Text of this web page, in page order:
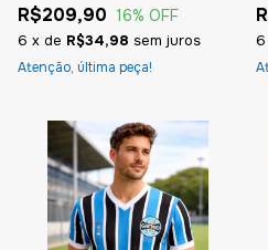
R$209,90 16% OFF
6 x de R$34,98 sem juros
Atenção, última peça!
6